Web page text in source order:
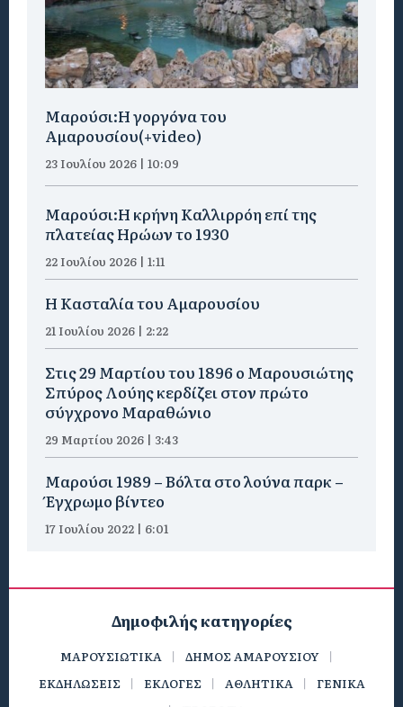
Μαρούσι:H γοργόνα του
Αμαρουσίου(+video)
23 Ιουλίου 2026 | 10:09
Μαρούσι:Η κρήνη Καλλιρρόη επί της
πλατείας Ηρώων το 1930
22 Ιουλίου 2026 | 1:11
Η Κασταλία του Αμαρουσίου
21 Ιουλίου 2026 | 2:22
Στις 29 Μαρτίου του 1896 ο Μαρουσιώτης
Σπύρος Λούης κερδίζει στον πρώτο
σύγχρονο Μαραθώνιο
29 Μαρτίου 2026 | 3:43
Μαρούσι 1989 – Βόλτα στο λούνα παρκ –
Έγχρωμο βίντεο
17 Ιουλίου 2022 | 6:01
Δημοφιλής κατηγορίες
ΜΑΡΟΥΣΙΩΤΙΚΑ
ΔΗΜΟΣ ΑΜΑΡΟΥΣΙΟΥ
ΕΚΔΗΛΩΣΕΙΣ
ΕΚΛΟΓΕΣ ΑΘΛΗΤΙΚΑ
ΓΕΝΙΚΑ